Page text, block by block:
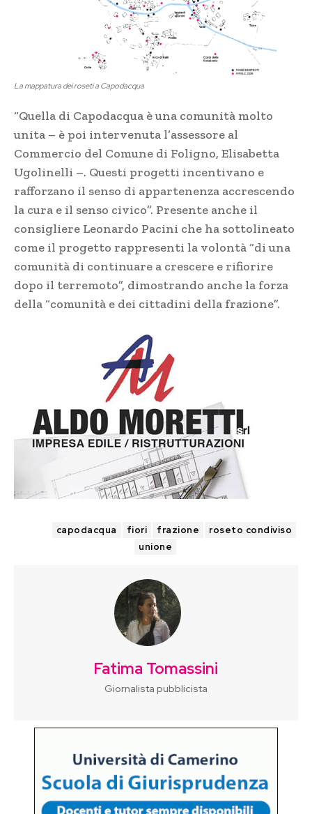
La mappatura dei roseti a Capodacqua
“Quella di Capodacqua è una comunità molto
unita – è poi intervenuta l’assessore al
Commercio del Comune di Foligno, Elisabetta
Ugolinelli –. Questi progetti incentivano e
rafforzano il senso di appartenenza accrescendo
la cura e il senso civico”. Presente anche il
consigliere Leonardo Pacini che ha sottolineato
come il progetto rappresenti la volontà “di una
comunità di continuare a crescere e rifiorire
dopo il terremoto”, dimostrando anche la forza
della “comunità e dei cittadini della frazione”.
capodacqua fiori frazione
roseto condiviso
unione
Fatima Tomassini
Giornalista pubblicista